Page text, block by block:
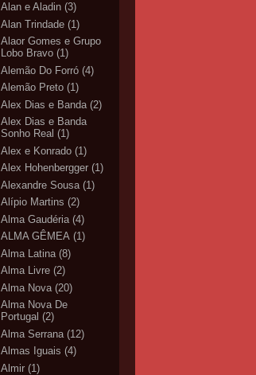
Alan e Aladin (3)
Alan Trindade (1)
Alaor Gomes e Grupo
Lobo Bravo (1)
Alemão Do Forró (4)
Alemão Preto (1)
Alex Dias e Banda (2)
Alex Dias e Banda
Sonho Real (1)
Alex e Konrado (1)
Alex Hohenbergger (1)
Alexandre Sousa (1)
Alípio Martins (2)
Alma Gaudéria (4)
ALMA GÊMEA (1)
Alma Latina (8)
Alma Livre (2)
Alma Nova (20)
Alma Nova De
Portugal (2)
Alma Serrana (12)
Almas Iguais (4)
Almir (1)